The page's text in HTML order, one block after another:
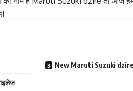
New Maruti Suzuki dzire